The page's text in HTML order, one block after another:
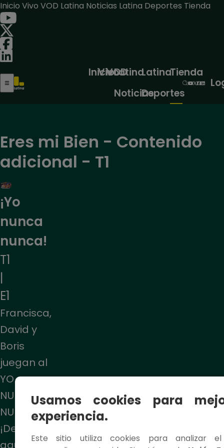
Inicio Vivo VOD Latina Noticias Latina Deportes Tienda
Inicio
Vivo
VOD
Latina
Noticias
Latina
Deportes
Tienda
Eres mi Bien - Contenido
adicional - T1
¡Yo
nunca
nunca!
T1
|
E1
Francisca,
David y
Boris
juegan al
YO
NUNCA
NUNCA.
¡Descubre
aquí los
Usamos cookies para
experiencia.
Este sitio utiliza cookies para analizar